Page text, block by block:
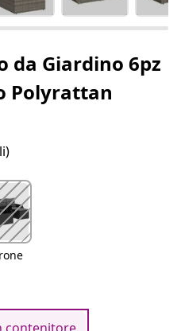
da Giardino 6pz
Polyrattan